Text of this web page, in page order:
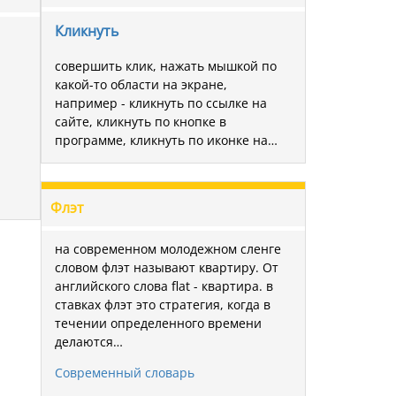
Кликнуть
совершить клик, нажать мышкой по
какой-то области на экране,
например - кликнуть по ссылке на
сайте, кликнуть по кнопке в
программе, кликнуть по иконке на…
Флэт
на современном молодежном сленге
словом флэт называют квартиру. От
английского слова flat - квартира. в
ставках флэт это стратегия, когда в
течении определенного времени
делаются…
Современный словарь